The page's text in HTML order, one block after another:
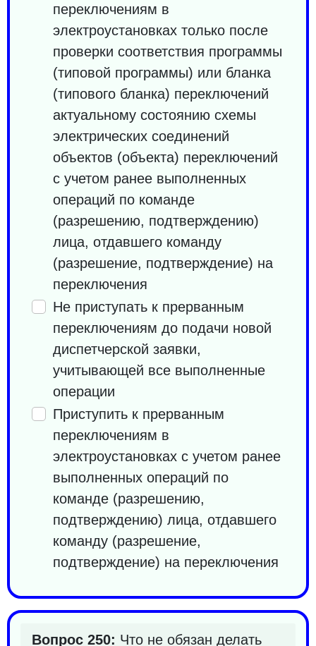
переключениям в
электроустановках только после
проверки соответствия программы
(типовой программы) или бланка
(типового бланка) переключений
актуальному состоянию схемы
электрических соединений
объектов (объекта) переключений
с учетом ранее выполненных
операций по команде
(разрешению, подтверждению)
лица, отдавшего команду
(разрешение, подтверждение) на
переключения
Не приступать к прерванным
переключениям до подачи новой
диспетчерской заявки,
учитывающей все выполненные
операции
Приступить к прерванным
переключениям в
электроустановках с учетом ранее
выполненных операций по
команде (разрешению,
подтверждению) лица, отдавшего
команду (разрешение,
подтверждение) на переключения
Вопрос 250: Что не обязан делать